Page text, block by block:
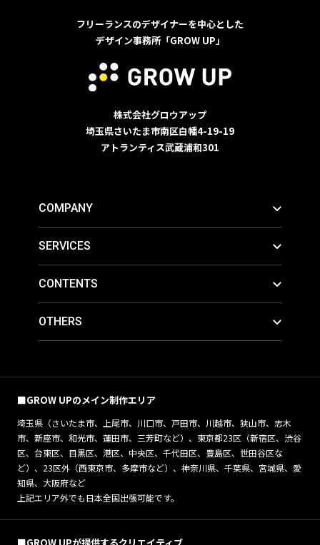
フリーランスのデザイナーを中心とした
デザイン事務所「GROW UP」
株式会社グロウアップ
埼玉県さいたま市南区白幡4-19-19
アトランティス武蔵浦和301
COMPANY
SERVICES
CONTENTS
OTHERS
■GROW UPのメイン制作エリア
埼玉県（さいたま市、上尾市、川口市、戸田市、川越市、狭山市、志木
市、新座市、和光市、蓮田市、三芳町など）、東京都23区（新宿区、渋谷
区、台東区、目黒区、港区、中央区、千代田区、豊島区、世田谷区な
ど）、23区外（西東京市、多摩市など）、神奈川県、千葉県、宮城県、愛
知県、大阪府など
上記エリア外でも日本全国出張可能です。